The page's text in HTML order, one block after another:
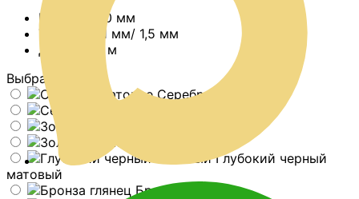
Ширина:
40 мм
Толщина:
1 мм/ 1,5 мм
Длина:
2,7 м
Выбрать цвет
Серебро матовое
Глубокий черный
матовый
Бронза глянец